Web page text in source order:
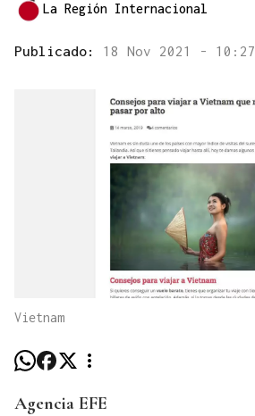
La Región Internacional
Publicado: 18 Nov 2021 - 10:27
Vietnam
Agencia EFE